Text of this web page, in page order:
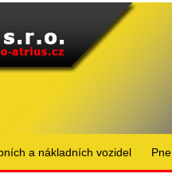
a nákladních vozidel